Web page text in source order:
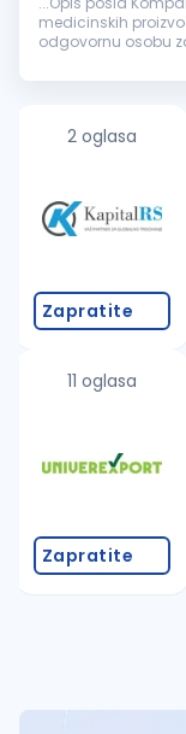
medicinskih
odgovornu osobu
lepote i
2 oglasa
Zapratite
11 oglasa
Zapratite